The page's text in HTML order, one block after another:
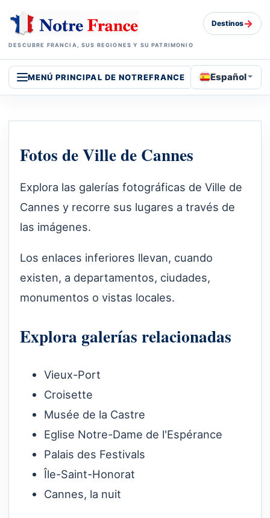
DESCUBRE FRANCIA, SUS REGIONES Y SU PATRIMONIO
Destinos→
MENÚ PRINCIPAL DE NOTREFRANCE Español
Fotos de Ville de Cannes
Explora las galerías fotográficas de Ville de
Cannes y recorre sus lugares a través de
las imágenes.
Los enlaces inferiores llevan, cuando
existen, a departamentos, ciudades,
monumentos o vistas locales.
Explora galerías relacionadas
Vieux-Port
Croisette
Musée de la Castre
Eglise Notre-Dame de l'Espérance
Palais des Festivals
Île-Saint-Honorat
Cannes, la nuit